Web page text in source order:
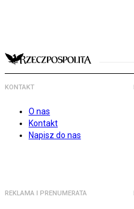
KONTAKT
O nas
Kontakt
Napisz do nas
REKLAMA I PRENUMERATA